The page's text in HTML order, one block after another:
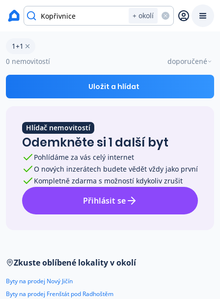
+ okolí
Prodat
Prodej s Reas.cz
Ceny prodaných nemovitostí
Okamžitý výkup
Přehled realitních makléřů
O nás
Kariéra
Kontakt
okres Nový Jičín
Byty 1+1 na prodej Kopřivnice
1+1
0 nemovitostí
doporučené
Uložit a hlídat
Hlídač nemovitostí
Odemkněte si 1 další byt
Pohlídáme za vás celý internet
O nových inzerátech budete vědět vždy jako první
Kompletně zdarma s možností kdykoliv zrušit
Přihlásit se
Zkuste oblíbené lokality v okolí
Byty na prodej Nový Jičín
Byty na prodej Frenštát pod Radhoštěm